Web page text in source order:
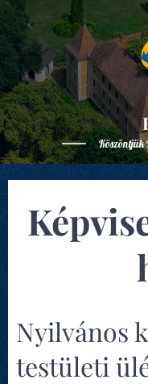
Köszöntjük
Nyilvános
testületi